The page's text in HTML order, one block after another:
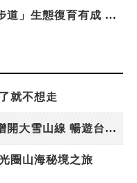
虎頭埤森林秘境！「枯樹籬步道」生態復育有成 走進大自然生命教室
就不想走
台灣好行／新路線！下半年增開大雪山線 暢遊台中更便利
圈山海秘境之旅